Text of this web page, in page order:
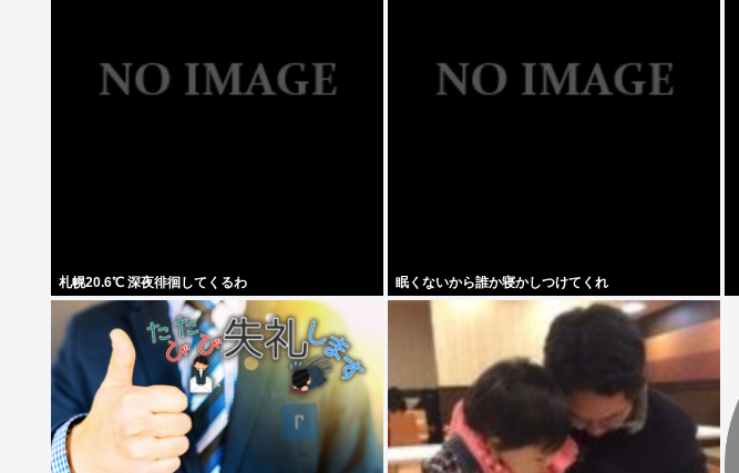
札幌20.6℃ 深夜徘徊してくるわ 眠くないから誰か寝かしつけてくれ